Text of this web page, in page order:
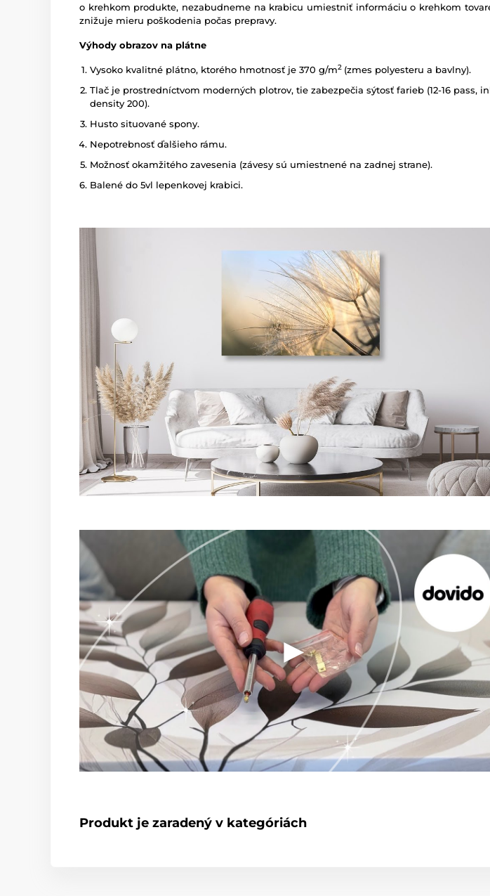
o krehkom produkte, nezabudneme na krabicu umiestniť informáciu o krehkom
znižuje mieru poškodenia počas prepravy.
Výhody obrazov na plátne
Vysoko kvalitné plátno, ktorého hmotnosť je 370 g/m2 (zmes polyesteru a bavlny).
Tlač je prostredníctvom moderných plotrov, tie zabezpečia sýtosť farieb (12-16 pass,
density 200).
Husto situované spony.
Nepotrebnosť ďalšieho rámu.
Možnosť okamžitého zavesenia (závesy sú umiestnené na zadnej strane).
Balené do 5vl lepenkovej krabici.
Produkt je zaradený v kategóriách